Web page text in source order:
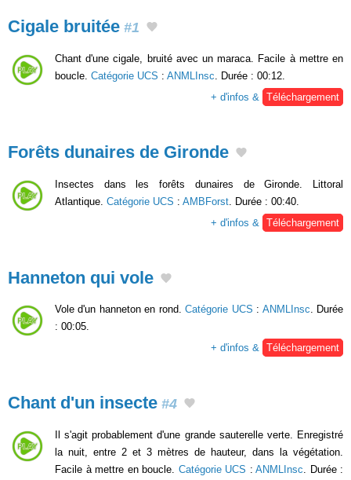
Cigale bruitée #1
Chant d'une cigale, bruité avec un maraca. Facile à mettre en
boucle. Catégorie UCS : ANMLInsc. Durée : 00:12.
+ d'infos & Téléchargement
Forêts dunaires de Gironde
Insectes dans les forêts dunaires de Gironde. Littoral
Atlantique. Catégorie UCS : AMBForst . Durée : 00:40.
+ d'infos &
Téléchargement
Hanneton qui vole
Vole d'un hanneton en rond.Catégorie UCS : ANMLInsc. Durée
: 00:05.
+ d'infos & Téléchargement
Chant d'un insecte #4
Il s'agit probablement d'une grande sauterelle verte. Enregistré
la nuit, entre 2 et 3 mètres de hauteur, dans la végétation.
Facile à mettre en boucle. Catégorie UCS : ANMLInsc. Durée :